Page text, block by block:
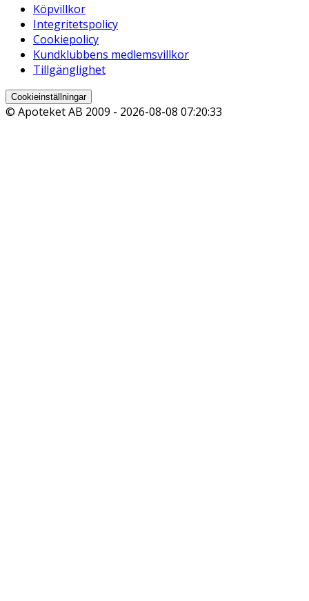
Köpvillkor
Integritetspolicy
Cookiepolicy
Kundklubbens medlemsvillkor
Tillgänglighet
Cookieinställningar
© Apoteket AB 2009 - 2026-08-08 07:20:33